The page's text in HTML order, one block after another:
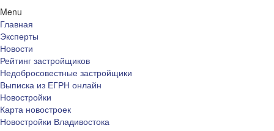
Menu
Главная
Эксперты
Новости
Рейтинг застройщиков
Недобросовестные застройщики
Выписка из ЕГРН онлайн
Новостройки
Карта новостроек
Новостройки Владивостока